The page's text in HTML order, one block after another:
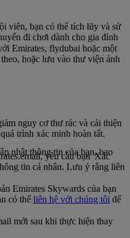
viên, bạn có thể tích lũy và sử
đi chơi dành cho gia đình
Emirates, flydubai hoặc một
hoặc lưu vào thư viện ảnh
nhật thông tin của bạn, bao
nguy cơ thư rác và cải thiện
trình xác minh hoàn tất.
yêu cầu bạn 'Xác
tin cá nhân. Lưu ý rằng liên
Emirates Skywards của bạn
có thể liên hệ với chúng tôi để
mới sau khi thực hiện thay